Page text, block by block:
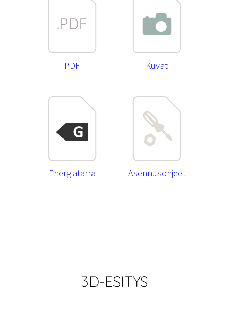
PDF Kuvat
Energiatarra Asennusohjeet
3D-ESITYS